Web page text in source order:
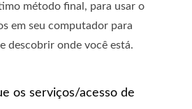
método final, para usar o
em seu computador para
descobrir onde você está.
os serviços/acesso de